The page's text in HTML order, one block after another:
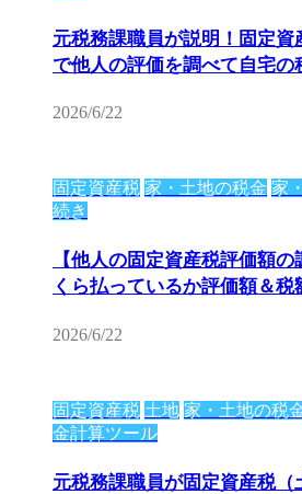
元税務課職員が説明！固定
で他人の評価を調べて自宅の
2026/6/22
固定資産税 家・土地の税金 家
続き
【他人の固定資産税評価額
くら払っているか評価額＆税
2026/6/22
固定資産税 土地 家・土地の税
金計算ツール
元税務課職員が固定資産税